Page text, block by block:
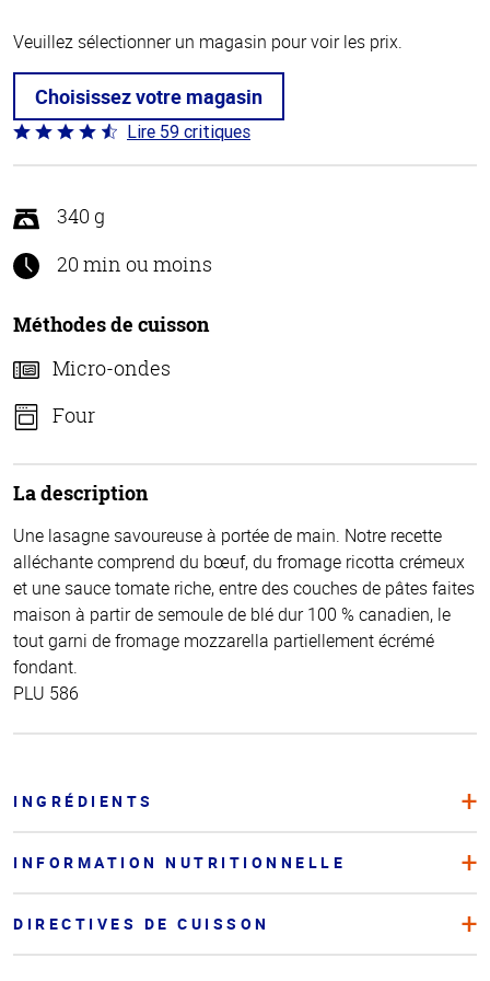
Veuillez sélectionner un magasin pour voir les prix.
Choisissez votre magasin
Coté
4.3 sur
Lire 59 critiques
340 g
20 min ou moins
Méthodes de cuisson
Micro-ondes
Four
La description
Une lasagne savoureuse à portée de main. Notre recette
alléchante comprend du bœuf, du fromage ricotta crémeux
et une sauce tomate riche, entre des couches de pâtes faites
maison à partir de semoule de blé dur 100 % canadien, le
tout garni de fromage mozzarella partiellement écrémé
fondant.
PLU 586
INGRÉDIENTS
INFORMATION NUTRITIONNELLE
DIRECTIVES DE CUISSON